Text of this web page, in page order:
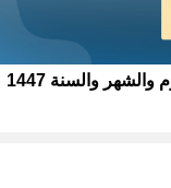
معرفة كم عمر مواليد سنة 1447 هجرية باليوم والشهر والسنة 1447